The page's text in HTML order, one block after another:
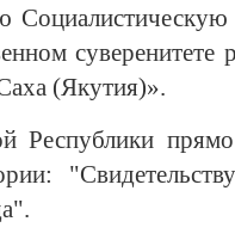
(Якутия)».
Республики